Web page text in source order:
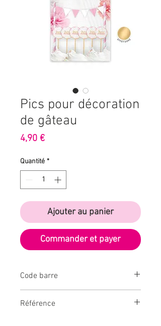
Pics pour décoration
de gâteau
4,90 €Prix
Quantité *
Ajouter au panier
Commander et payer
Code barre
Référence